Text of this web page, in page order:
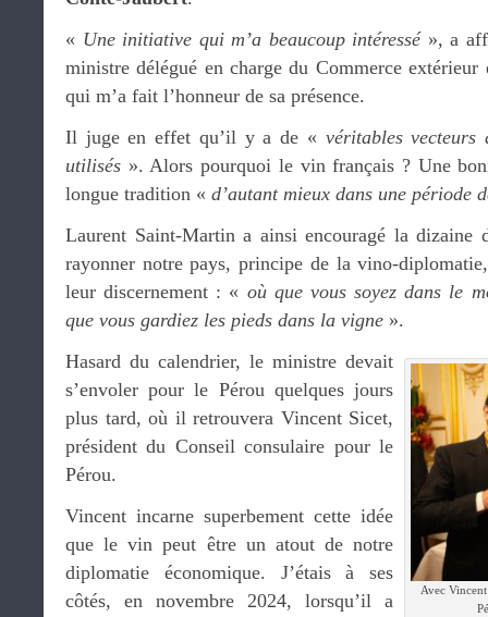
« Une initiative qui m’a beaucoup intéressé», a
ministre délégué en charge du Commerce extérieur
qui m’a fait l’honneur de sa présence.
Il juge en effet qu’il y a de « véritables vecteurs
utilisés ». Alors pourquoi le vin français ? Une
longue tradition « d’autant mieux dans une période
Laurent Saint-Martin a ainsi encouragé la dizaine
rayonner notre pays, principe de la vino-
leur discernement : « où que vous soyez dans le
que vous gardiez les pieds dans la vigne ».
Avec
Hasard du calendrier, le ministre devait
s’envoler pour le Pérou quelques jours
plus tard, où il retrouvera Vincent Sicet,
président du Conseil consulaire pour le
Pérou.
Vincent incarne superbement cette idée
que le vin peut être un atout de notre
diplomatie économique. J’étais à ses
côtés, en novembre 2024, lorsqu’il a